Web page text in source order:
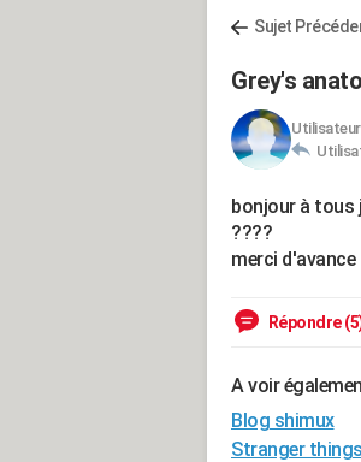
Sujet
Grey's
bonjour à tous
????
merci d'avance
Répondre
A voir
Blog shimux
Stranger